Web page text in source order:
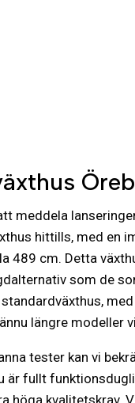
meddela
hittills, med en
489 cm. Detta
som de
längre modeller
tester kan vi
är fullt